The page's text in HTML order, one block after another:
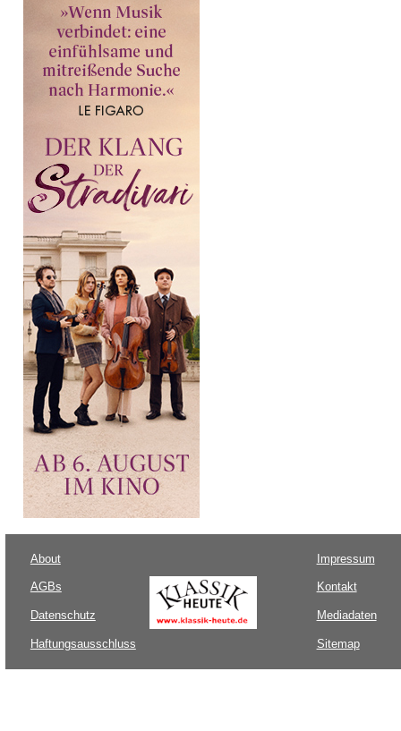
About
AGBs
Datenschutz
Haftungsausschluss
Impressum
Kontakt
Mediadaten
Sitemap